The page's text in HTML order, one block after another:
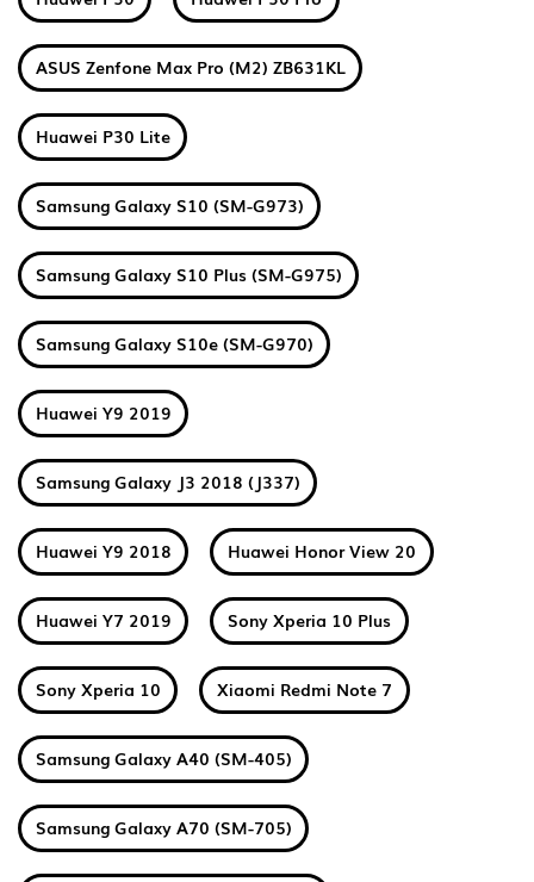
ASUS Zenfone Max Pro (M2) ZB631KL
Huawei P30 Lite
Samsung Galaxy S10 (SM-G973)
Samsung Galaxy S10 Plus (SM-G975)
Samsung Galaxy S10e (SM-G970)
Huawei Y9 2019
Samsung Galaxy J3 2018 (J337)
Huawei Y9 2018 Huawei Honor View 20
Huawei Y7 2019 Sony Xperia 10 Plus
Sony Xperia 10 Xiaomi Redmi Note 7
Samsung Galaxy A40 (SM-405)
Samsung Galaxy A70 (SM-705)